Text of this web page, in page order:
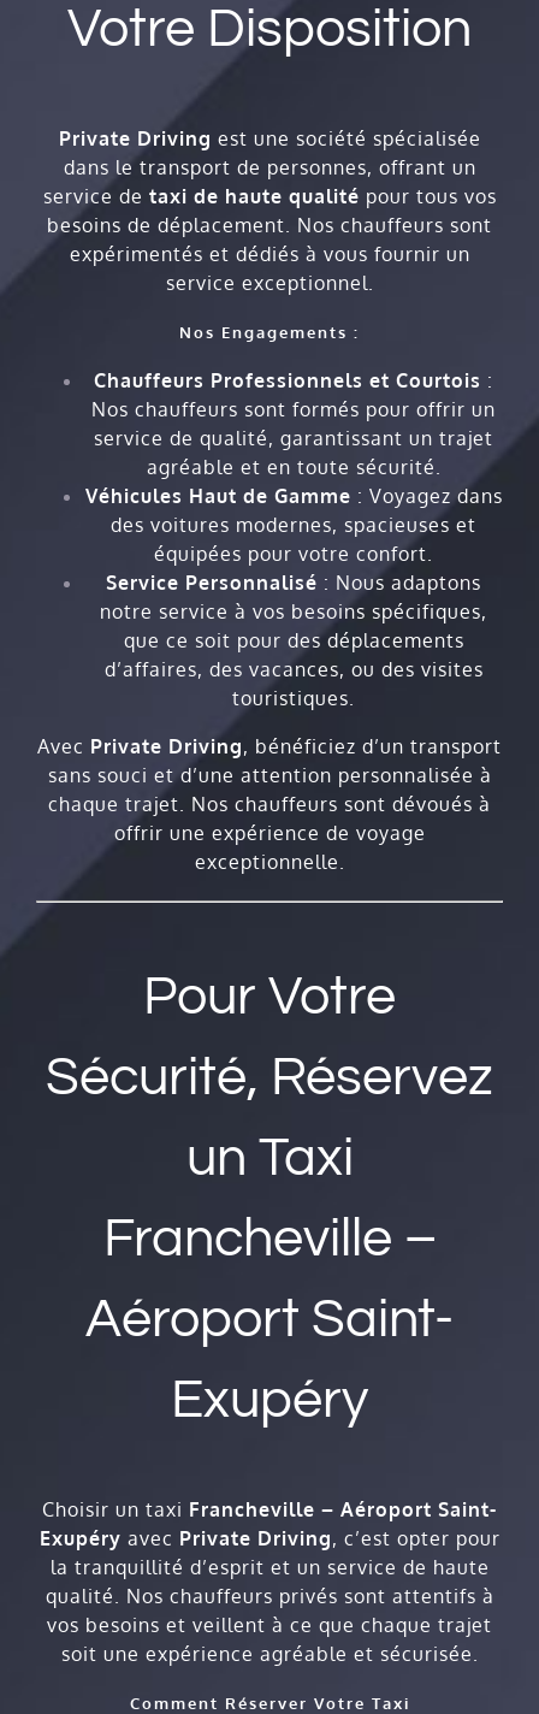
Votre Disposition
Private Driving est une société spécialisée
dans le transport de personnes, offrant un
service de taxi de haute qualité pour tous vos
besoins de déplacement. Nos chauffeurs sont
expérimentés et dédiés à vous fournir un
service exceptionnel.
Nos Engagements :
Chauffeurs Professionnels et Courtois :
Nos chauffeurs sont formés pour offrir un
service de qualité, garantissant un trajet
agréable et en toute sécurité.
Véhicules Haut de Gamme : Voyagez dans
des voitures modernes, spacieuses et
équipées pour votre confort.
Service Personnalisé : Nous adaptons
notre service à vos besoins spécifiques,
que ce soit pour des déplacements
d’affaires, des vacances, ou des visites
touristiques.
Avec Private Driving, bénéficiez d’un transport
sans souci et d’une attention personnalisée à
chaque trajet. Nos chauffeurs sont dévoués à
offrir une expérience de voyage
exceptionnelle.
Pour Votre
Sécurité, Réservez
un Taxi
Francheville –
Aéroport Saint-
Exupéry
Choisir un taxi Francheville – Aéroport Saint-
Exupéry avec Private Driving, c’est opter pour
la tranquillité d’esprit et un service de haute
qualité. Nos chauffeurs privés sont attentifs à
vos besoins et veillent à ce que chaque trajet
soit une expérience agréable et sécurisée.
Comment Réserver Votre Taxi